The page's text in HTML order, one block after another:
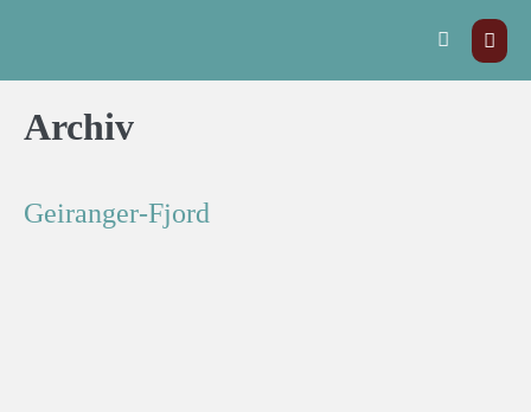
Archiv
Geiranger-Fjord